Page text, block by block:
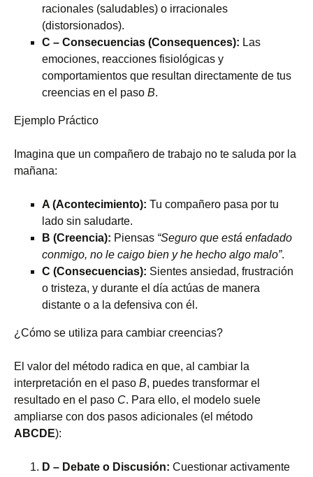
racionales (saludables) o irracionales
(distorsionados).
C – Consecuencias (Consequences): Las
emociones, reacciones fisiológicas y
comportamientos que resultan directamente de tus
creencias en el paso B.
Ejemplo Práctico
Imagina que un compañero de trabajo no te saluda por la
mañana:
A (Acontecimiento): Tu compañero pasa por tu
lado sin saludarte.
B (Creencia): Piensas “Seguro que está enfadado
conmigo, no le caigo bien y he hecho algo malo”.
C (Consecuencias): Sientes ansiedad, frustración
o tristeza, y durante el día actúas de manera
distante o a la defensiva con él.
¿Cómo se utiliza para cambiar creencias?
El valor del método radica en que, al cambiar la
interpretación en el paso B, puedes transformar el
resultado en el paso C. Para ello, el modelo suele
ampliarse con dos pasos adicionales (el método
ABCDE):
D – Debate o Discusión: Cuestionar activamente